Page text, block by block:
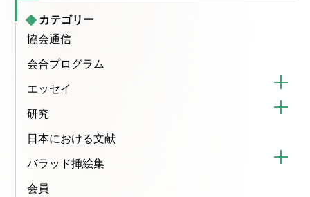
カテゴリー
協会通信
会合プログラム
エッセイ
研究
日本における文献
バラッド挿絵集
会員